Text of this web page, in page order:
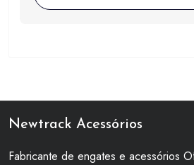
Newtrack Acessórios
Fabricante de engates e acessórios